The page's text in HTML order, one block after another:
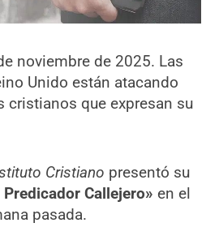
noviembre de 2025. Las
Unido están atacando
cristianos que expresan su
Cristiano presentó su
Callejero» en el
pasada.